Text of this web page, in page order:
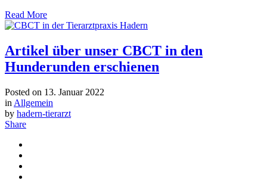
Read More
Artikel über unser CBCT in den
Hunderunden erschienen
Posted on 13. Januar 2022
in Allgemein
by hadern-tierarzt
Share